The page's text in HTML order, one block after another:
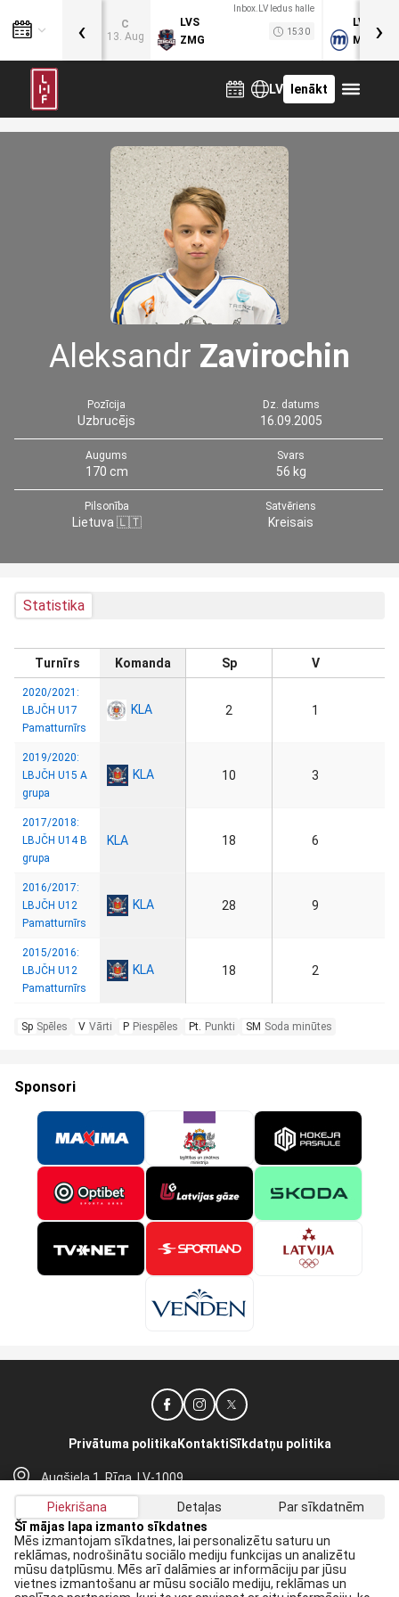
C
13. Aug
Inbox.LV ledus halle
LVS
ZMG
15:30
LVB
MOG
‹ ›
LV Ienākt
Aleksandr Zavirochin
Pozīcija
Uzbrucējs
Dz. datums
16.09.2005
Augums
170 cm
Svars
56 kg
Pilsonība
Lietuva 🇱🇹
Satvēriens
Kreisais
Statistika
Turnīrs Komanda Sp V
2020/2021:
LBJČH U17
Pamatturnīrs
KLA 2 1
2019/2020:
LBJČH U15 A
grupa
KLA 10 3
2017/2018:
LBJČH U14 B
grupa
KLA 18 6
2016/2017:
LBJČH U12
Pamatturnīrs
KLA 28 9
2015/2016:
LBJČH U12
Pamatturnīrs
KLA 18 2
Sp Spēles V Vārti P Piespēles Pt. Punkti SM Soda minūtes
Sponsori
Augšiela 1, Rīga, LV-1009
lhf@lhf.lv
+371 67565614
Privātuma politika KontaktiSīkdatņu politika
Saņem jaunākās ziņas savā E-pastā:
Pieteikties
Piekrišana Detaļas
Par sīkdatnēm
Šī mājas lapa izmanto sīkdatnes
Mēs izmantojam sīkdatnes, lai personalizētu saturu un
reklāmas, nodrošinātu sociālo mediju funkcijas un analizētu
mūsu datplūsmu. Mēs arī dalāmies ar informāciju par jūsu
vietnes izmantošanu ar mūsu sociālo mediju, reklāmas un